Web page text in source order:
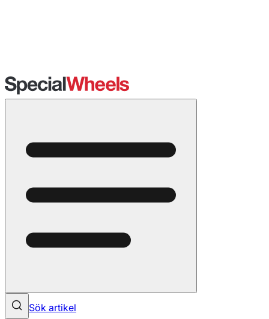
Sök artikel